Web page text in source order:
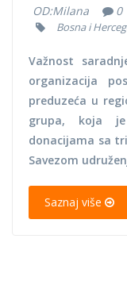
OD:Milana 0
Bosna i
Važnost
organizacija
preduzeća u
grupa, koja
donacijama sa
Savezom
Saznaj više